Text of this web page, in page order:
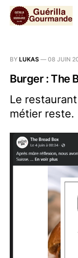
BY LUKAS — 08 JUIN
Burger : The
Le
métier reste.